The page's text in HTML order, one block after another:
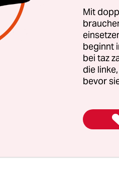
Mit
beginnt
bei taz
die
bevor